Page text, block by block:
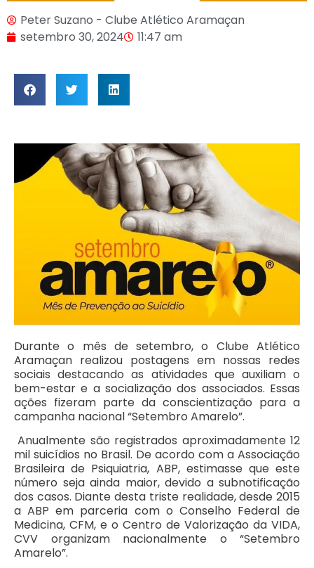
Peter Suzano - Clube Atlético Aramaçan
setembro 30, 2024
11:47 am
Durante o mês de setembro, o Clube Atlético
Aramaçan realizou postagens em nossas redes
sociais destacando as atividades que auxiliam o
bem-estar e a socialização dos associados. Essas
ações fizeram parte da conscientização para a
campanha nacional “Setembro Amarelo”.
Anualmente são registrados aproximadamente 12
mil suicídios no Brasil. De acordo com a Associação
Brasileira de Psiquiatria, ABP, estimasse que este
número seja ainda maior, devido a subnotificação
dos casos. Diante desta triste realidade, desde 2015
a ABP em parceria com o Conselho Federal de
Medicina, CFM, e o Centro de Valorização da VIDA,
CVV organizam nacionalmente o “Setembro
Amarelo”.